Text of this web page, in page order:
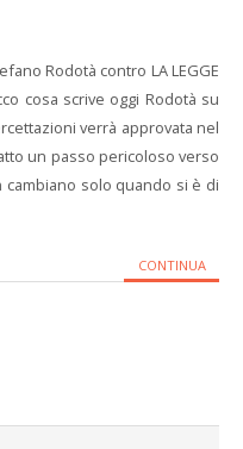
Rodotà contro LA LEGGE
cosa scrive oggi Rodotà su
verrà approvata nel
un passo pericoloso verso
solo quando si è di
CONTINUA